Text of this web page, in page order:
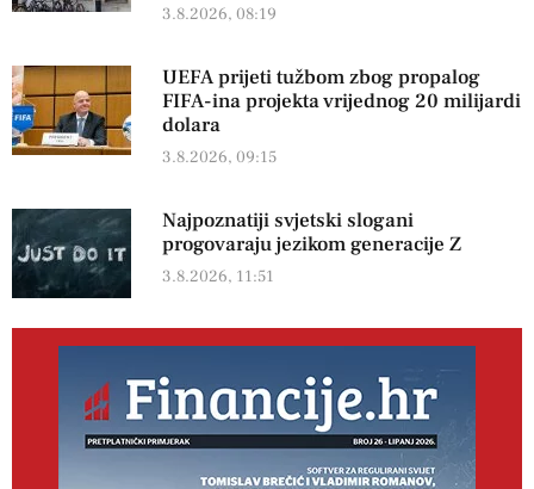
3.8.2026, 08:19
UEFA prijeti tužbom zbog propalog
FIFA-ina projekta vrijednog 20 milijardi
dolara
3.8.2026, 09:15
Najpoznatiji svjetski slogani
progovaraju jezikom generacije Z
3.8.2026, 11:51